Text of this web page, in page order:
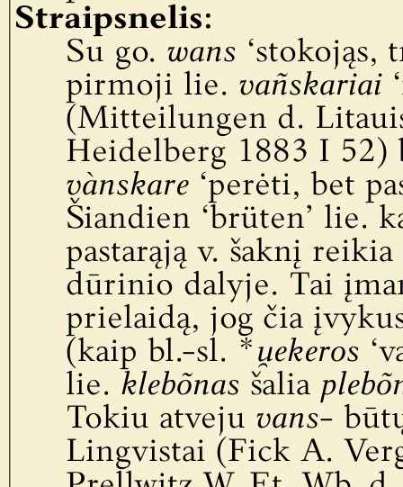
Straipsnelis:
Su go. wans ‘stokojąs,
pirmoji lie. vañskariai
(Mitteilungen d.
Heidelberg 1883 I 52)
vànskare‘perėti, bet
Šiandien ‘brüten’ lie.
pastarąją v. šaknį
dūrinio dalyje. Tai
prielaidą, jog čia
(kaip bl.-sl. * u̯ekeros
lie. klebõnas šalia
Tokiu atveju vans-
Lingvistai (Fick A.